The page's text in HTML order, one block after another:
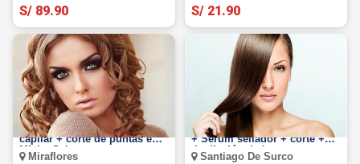
S/ 89.90 S/ 21.90
Tinte completo + botox
capilar + corte de puntas en
Misha Salon
Miraflores
Laceado orgánico todo largo
+ Serúm sellador + corte +
depilación de bozo
Santiago De Surco